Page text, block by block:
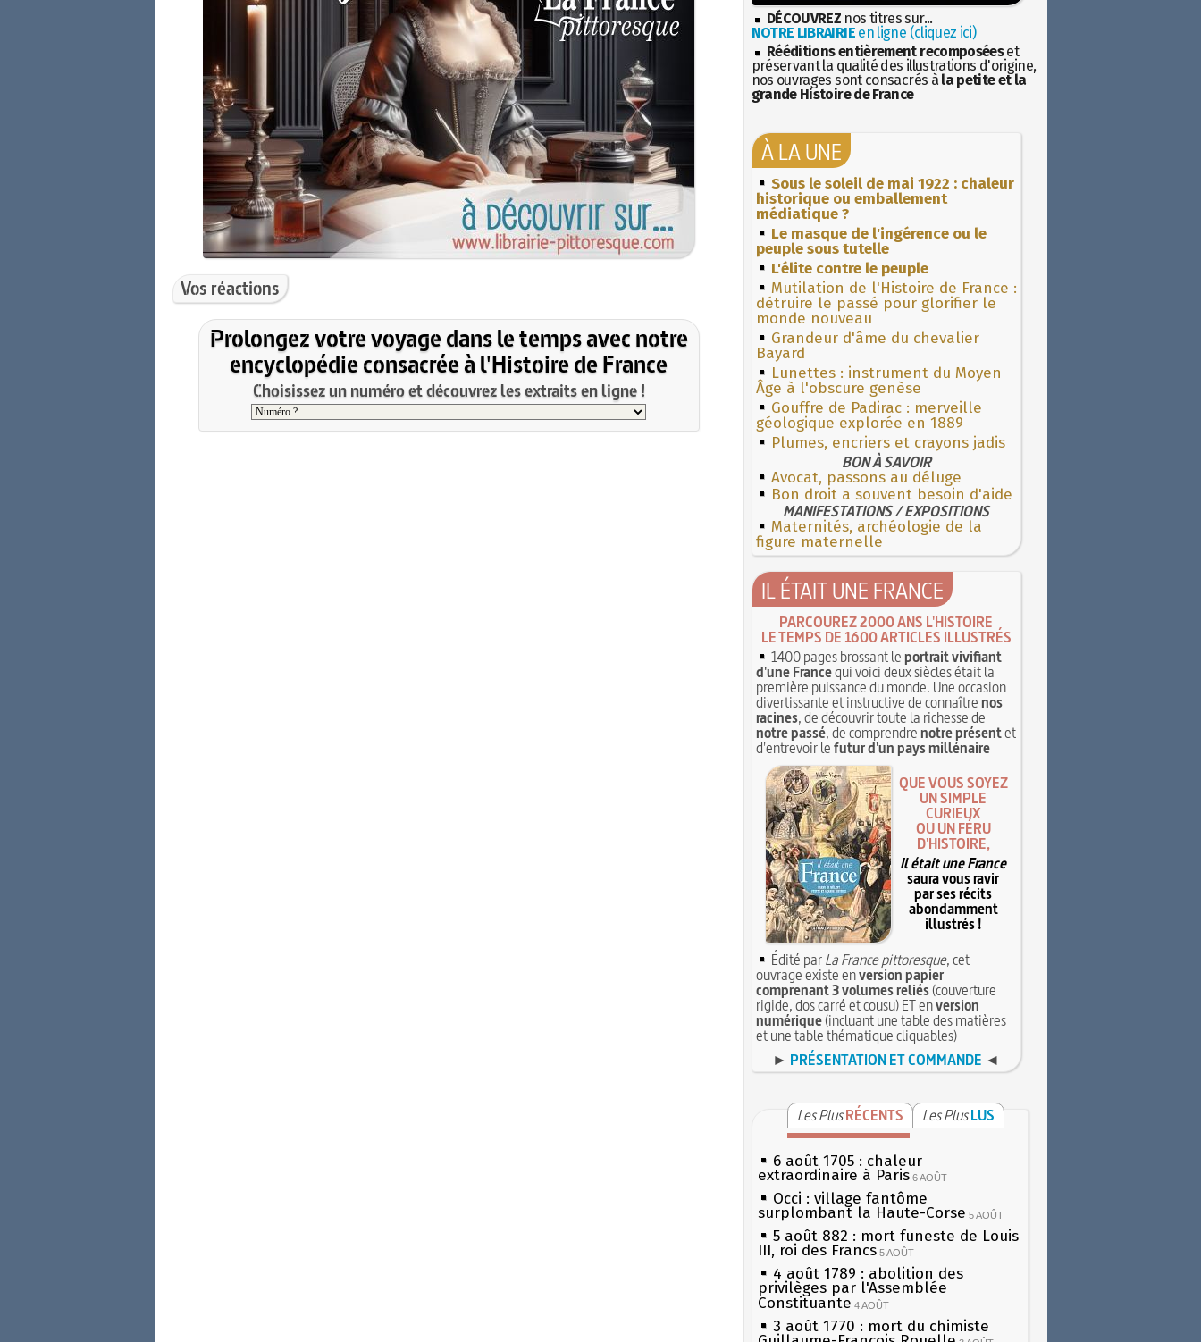
Vos réactions
Prolongez votre voyage dans le temps avec notre
encyclopédie consacrée à l'Histoire de France
Choisissez un numéro et découvrez les extraits en ligne !
DÉCOUVREZ nos titres sur...
NOTRE LIBRAIRIEen ligne (cliquez ici)
Rééditions entièrement recomposéeset
préservant la qualité des illustrations d'origine,
nos ouvrages sont consacrés à la petite et la
grande Histoire de France
À LA UNE
Sous le soleil de mai 1922 : chaleur
historique ou emballement
médiatique ?
Le masque de l'ingérence ou le
peuple sous tutelle
L'élite contre le peuple
Mutilation de l'Histoire de France :
détruire le passé pour glorifier le
monde nouveau
Grandeur d'âme du chevalier
Bayard
Lunettes : instrument du Moyen
Âge à l'obscure genèse
Gouffre de Padirac : merveille
géologique explorée en 1889
Plumes, encriers et crayons jadis
BON À SAVOIR
Avocat, passons au déluge
Bon droit a souvent besoin d'aide
MANIFESTATIONS / EXPOSITIONS
Maternités, archéologie de la
figure maternelle
IL ÉTAIT UNE FRANCE
PARCOUREZ 2000 ANS L'HISTOIRE
LE TEMPS DE 1600 ARTICLES ILLUSTRÉS
1400 pages brossant leportrait vivifiant
d'une Francequi voici deux siècles était la
première puissance du monde. Une occasion
divertissante et instructive de connaîtrenos
racines, de découvrir toute la richesse de
notre passé, de comprendrenotre présentet
d'entrevoir lefutur d'un pays millénaire
QUE VOUS SOYEZ
UN SIMPLE
CURIEUX
OU UN FÉRU
D'HISTOIRE,
Il était une France
saura vous ravir
par ses récits
abondamment
illustrés !
Édité parLa France pittoresque, cet
ouvrage existe enversion papier
comprenant 3 volumes reliés(couverture
rigide, dos carré et cousu) ET enversion
numérique(incluant une table des matières
et une table thématique cliquables)
► PRÉSENTATION ET COMMANDE ◄
Les Plus RÉCENTS Les Plus LUS
6 août 1705 : chaleur
extraordinaire à Paris 6 AOÛT
Occi : village fantôme
surplombant la Haute-Corse 5 AOÛT
5 août 882 : mort funeste de Louis
III, roi des Francs 5 AOÛT
4 août 1789 : abolition des
privilèges par l'Assemblée
Constituante 4 AOÛT
3 août 1770 : mort du chimiste